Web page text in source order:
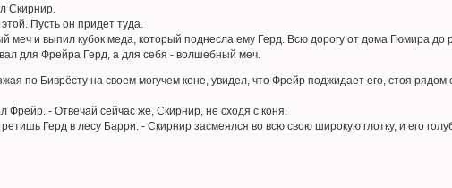
Скирнир.
Пусть он придет туда.
и выпил кубок меда, который поднесла ему Герд. Всю дорогу от дома Гюмира до
для Фрейра Герд, а для себя - волшебный меч.
по Биврёсту на своем могучем коне, увидел, что Фрейр поджидает его, стоя
- Отвечай сейчас же, Скирнир, не сходя с коня.
Герд в лесу Барри. - Скирнир засмеялся во всю свою широкую глотку, и его